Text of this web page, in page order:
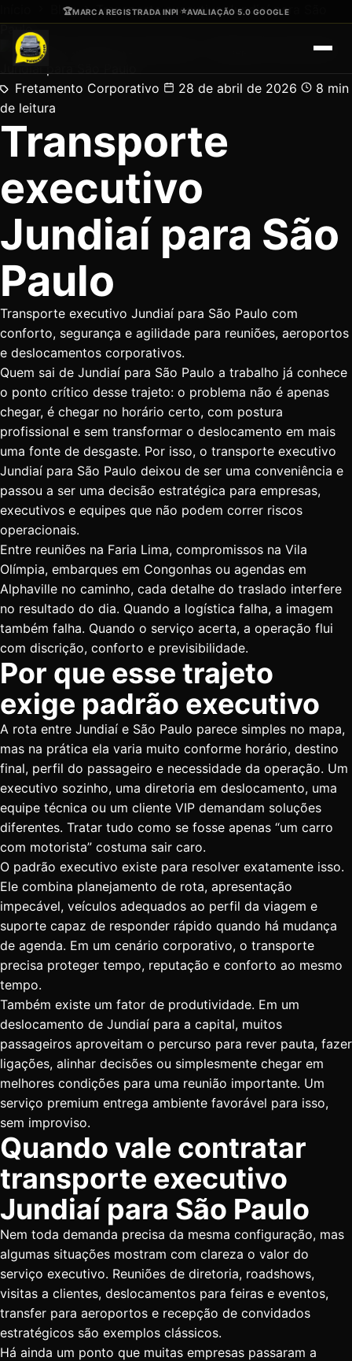
Ir para o conteúdo principal
🏆MARCA REGISTRADA INPI·⭐AVALIAÇÃO 5.0 GOOGLE
Blog
Transporte executivo Jundiaí para São
Paulo
Fretamento Corporativo 28 de abril de 2026
8 min
de leitura
Transporte
executivo
Jundiaí para São
Paulo
Transporte executivo Jundiaí para São Paulo com
conforto, segurança e agilidade para reuniões, aeroportos
e deslocamentos corporativos.
Quem sai de Jundiaí para São Paulo a trabalho já conhece
o ponto crítico desse trajeto: o problema não é apenas
chegar, é chegar no horário certo, com postura
profissional e sem transformar o deslocamento em mais
uma fonte de desgaste. Por isso, o transporte executivo
Jundiaí para São Paulo deixou de ser uma conveniência e
passou a ser uma decisão estratégica para empresas,
executivos e equipes que não podem correr riscos
operacionais.
Entre reuniões na Faria Lima, compromissos na Vila
Olímpia, embarques em Congonhas ou agendas em
Alphaville no caminho, cada detalhe do traslado interfere
no resultado do dia. Quando a logística falha, a imagem
também falha. Quando o serviço acerta, a operação flui
com discrição, conforto e previsibilidade.
Por que esse trajeto
exige padrão executivo
A rota entre Jundiaí e São Paulo parece simples no mapa,
mas na prática ela varia muito conforme horário, destino
final, perfil do passageiro e necessidade da operação. Um
executivo sozinho, uma diretoria em deslocamento, uma
equipe técnica ou um cliente VIP demandam soluções
diferentes. Tratar tudo como se fosse apenas “um carro
com motorista” costuma sair caro.
O padrão executivo existe para resolver exatamente isso.
Ele combina planejamento de rota, apresentação
impecável, veículos adequados ao perfil da viagem e
suporte capaz de responder rápido quando há mudança
de agenda. Em um cenário corporativo, o transporte
precisa proteger tempo, reputação e conforto ao mesmo
tempo.
Também existe um fator de produtividade. Em um
deslocamento de Jundiaí para a capital, muitos
passageiros aproveitam o percurso para rever pauta, fazer
ligações, alinhar decisões ou simplesmente chegar em
melhores condições para uma reunião importante. Um
serviço premium entrega ambiente favorável para isso,
sem improviso.
Quando vale contratar
transporte executivo
Jundiaí para São Paulo
Nem toda demanda precisa da mesma configuração, mas
algumas situações mostram com clareza o valor do
serviço executivo. Reuniões de diretoria, roadshows,
visitas a clientes, deslocamentos para feiras e eventos,
transfer para aeroportos e recepção de convidados
estratégicos são exemplos clássicos.
Há ainda um ponto que muitas empresas passaram a